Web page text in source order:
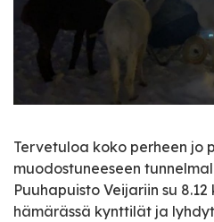
Tervetuloa koko perheen jo
muodostuneeseen
Puuhapuisto Veijariin su 8.12
hämärässä kynttilät ja